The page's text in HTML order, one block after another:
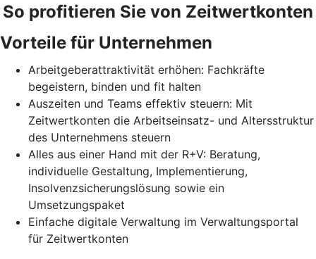
So profitieren Sie von Zeitwertkonten
Vorteile für Unternehmen
Arbeitgeberattraktivität erhöhen: Fachkräfte
begeistern, binden und fit halten
Auszeiten und Teams effektiv steuern: Mit
Zeitwertkonten die Arbeitseinsatz- und Altersstruktur
des Unternehmens steuern
Alles aus einer Hand mit der R+V: Beratung,
individuelle Gestaltung, Implementierung,
Insolvenzsicherungslösung sowie ein
Umsetzungspaket
Einfache digitale Verwaltung im Verwaltungsportal
für Zeitwertkonten